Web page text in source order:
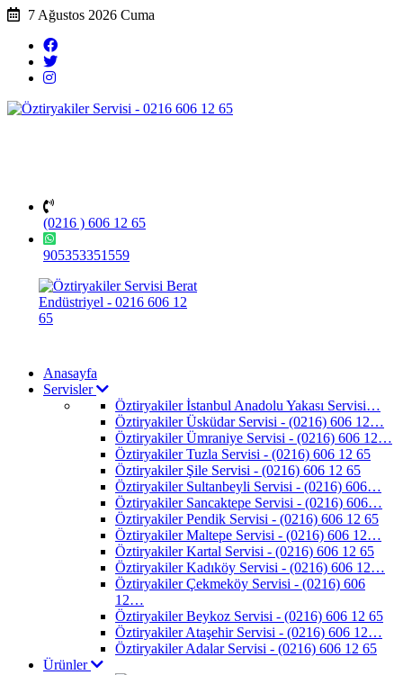
7 Ağustos 2026 Cuma
(0216 ) 606 12 65
905353351559
Anasayfa
Servisler
Öztiryakiler İstanbul Anadolu Yakası Servisi…
Öztiryakiler Üsküdar Servisi - (0216) 606 12…
Öztiryakiler Ümraniye Servisi - (0216) 606 12…
Öztiryakiler Tuzla Servisi - (0216) 606 12 65
Öztiryakiler Şile Servisi - (0216) 606 12 65
Öztiryakiler Sultanbeyli Servisi - (0216) 606…
Öztiryakiler Sancaktepe Servisi - (0216) 606…
Öztiryakiler Pendik Servisi - (0216) 606 12 65
Öztiryakiler Maltepe Servisi - (0216) 606 12…
Öztiryakiler Kartal Servisi - (0216) 606 12 65
Öztiryakiler Kadıköy Servisi - (0216) 606 12…
Öztiryakiler Çekmeköy Servisi - (0216) 606
12…
Öztiryakiler Beykoz Servisi - (0216) 606 12 65
Öztiryakiler Ataşehir Servisi - (0216) 606 12…
Öztiryakiler Adalar Servisi - (0216) 606 12 65
Ürünler